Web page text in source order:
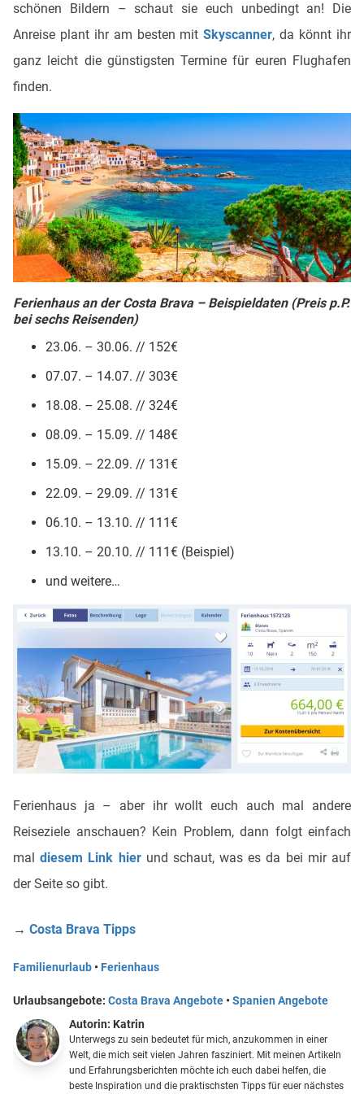
schönen Bildern – schaut sie euch unbedingt an! Die
Anreise plant ihr am besten mitSkyscanner, da könnt ihr
ganz leicht die günstigsten Termine für euren Flughafen
finden.
Ferienhaus an der Costa Brava – Beispieldaten (Preis p.P.
bei sechs Reisenden)
23.06. – 30.06. // 152€
07.07. – 14.07. // 303€
18.08. – 25.08. // 324€
08.09. – 15.09. // 148€
15.09. – 22.09. // 131€
22.09. – 29.09. // 131€
06.10. – 13.10. // 111€
13.10. – 20.10. // 111€ (Beispiel)
und weitere…
Ferienhaus ja – aber ihr wollt euch auch mal andere
Reiseziele anschauen? Kein Problem, dann folgt einfach
maldiesem Link hierund schaut, was es da bei mir auf
der Seite so gibt.
→ Costa Brava Tipps
Familienurlaub • Ferienhaus
Urlaubsangebote: Costa Brava Angebote •Spanien Angebote
Autorin: Katrin
Unterwegs zu sein bedeutet für mich, anzukommen in einer
Welt, die mich seit vielen Jahren fasziniert. Mit meinen Artikeln
und Erfahrungsberichten möchte ich euch dabei helfen, die
beste Inspiration und die praktischsten Tipps für euer nächstes